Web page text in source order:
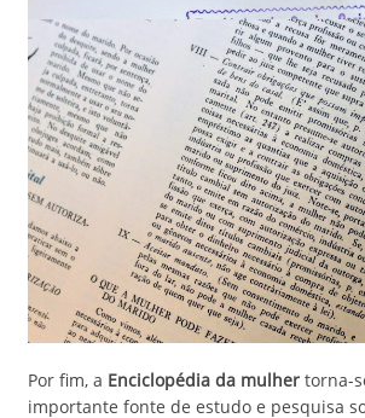
Por fim, a Enciclopédia da mulher torna-
importante fonte de estudo e pesquisa